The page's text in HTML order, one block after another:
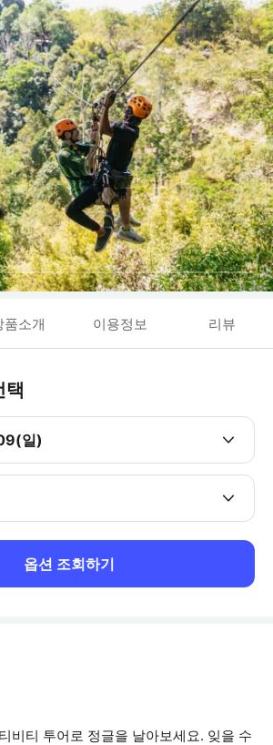
품소개 이용정보 리뷰
택
일)
옵션 조회하기
비티 투어로 정글을 날아보세요. 잊을 수